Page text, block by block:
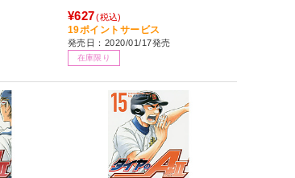
¥627 (税込)
19ポイントサービス
発売日：2020/01/17発売
在庫限り